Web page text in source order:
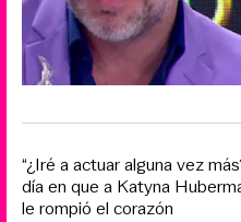
“¿Iré a actuar alguna vez
día en que a Katyna
le rompió el corazón